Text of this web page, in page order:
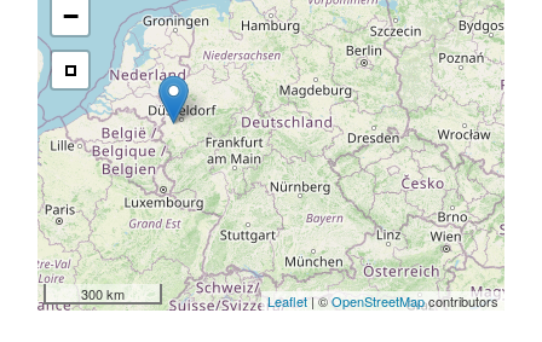
−
300 km Leaflet | ©OpenStreetMapcontributors